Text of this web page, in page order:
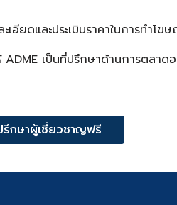
อียดและประเมินราคาในการทำโฆ
ADME เป็นที่ปรึกษาด้านการตลาด
รึกษาผู้เชี่ยวชาญฟรี